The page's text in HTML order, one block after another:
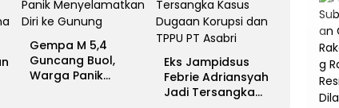
Gempa M 5,4
Guncang Buol,
Warga Panik
Eks Jampidsus
Febrie Adriansyah
Jadi Tersangka